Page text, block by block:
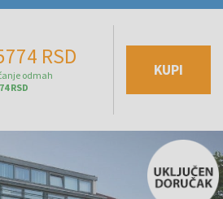
RSD
odmah
RSD
KUPI